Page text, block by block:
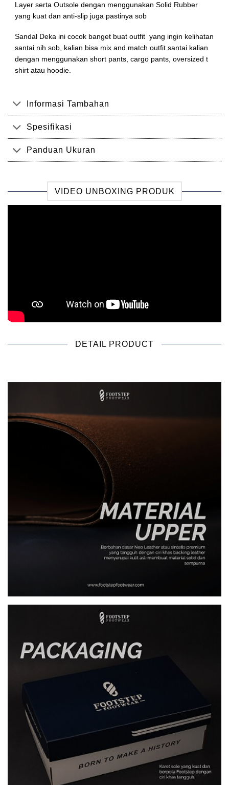
Layer serta Outsole dengan menggunakan Solid Rubber
yang kuat dan anti-slip juga pastinya sob
Sandal Deka ini cocok banget buat outfit yang ingin kelihatan
santai nih sob, kalian bisa mix and match outfit santai kalian
dengan menggunakan short pants, cargo pants, oversized t
shirt atau hoodie.
Informasi Tambahan
Spesifikasi
Panduan Ukuran
VIDEO UNBOXING PRODUK
DETAIL PRODUCT